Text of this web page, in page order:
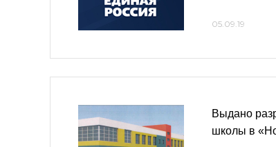
05.09.19
Выдано
школы в